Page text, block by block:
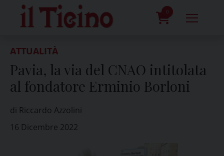
content
0
ATTUALITÀ
Pavia, la via del CNAO intitolata
al fondatore Erminio Borloni
di Riccardo Azzolini
16 Dicembre 2022